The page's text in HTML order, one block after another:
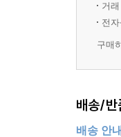
거
전
구매
배송/반
배송 안내